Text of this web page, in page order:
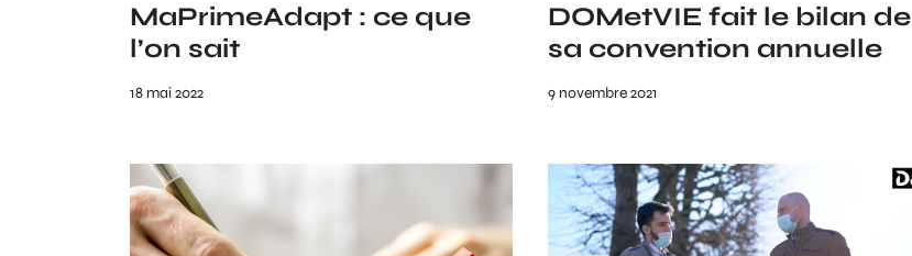
MaPrimeAdapt : ce que
l’on sait
18 mai 2022
DOMetVIE fait le bilan de
sa convention annuelle
9 novembre 2021